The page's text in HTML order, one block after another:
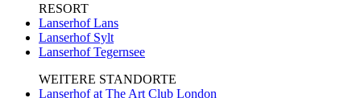
RESORT
Lanserhof Lans
Lanserhof Sylt
Lanserhof Tegernsee
WEITERE STANDORTE
Lanserhof at The Art Club London